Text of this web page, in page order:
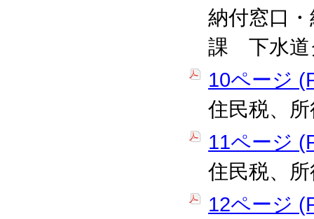
納付窓口
課 下水道
10ページ
住民税、
11ページ
住民税、
12ページ